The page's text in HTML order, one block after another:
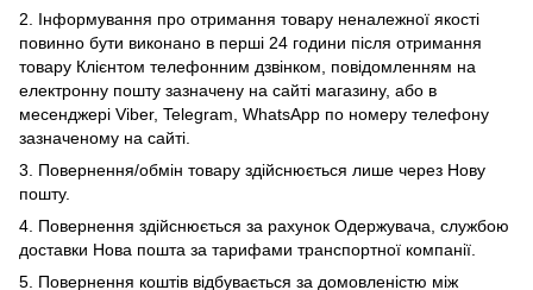
2. Інформування про отримання товару неналежної якості
повинно бути виконано в перші 24 години після отримання
товару Клієнтом телефонним дзвінком, повідомленням на
електронну пошту зазначену на сайті магазину, або в
месенджері Viber, Telegram, WhatsApp по номеру телефону
зазначеному на сайті.
3. Повернення/обмін товару здійснюється лише через Нову
пошту.
4. Повернення здійснюється за рахунок Одержувача, службою
доставки Нова пошта за тарифами транспортної компанії.
5. Повернення коштів відбувається за домовленістю між